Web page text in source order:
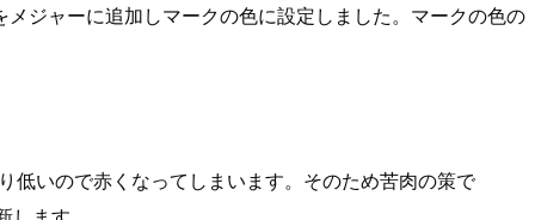
ジャーに追加しマークの色に設定しました。マークの色の
低いので赤くなってしまいます。そのため苦肉の策で